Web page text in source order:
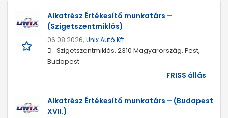
Alkatrész Értékesítő munkatárs –
(Szigetszentmiklós)
06.08.2026, Unix Autó Kft.
Szigetszentmiklós, 2310 Magyarország, Pest,
Budapest
FRISS állás
Alkatrész Értékesítő munkatárs – (Budapest
XVII.)